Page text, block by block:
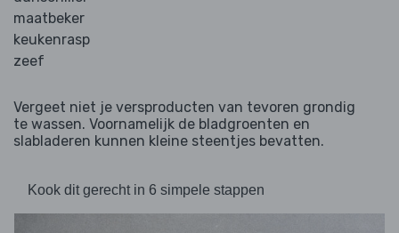
maatbeker
keukenrasp
zeef
Vergeet niet je versproducten van tevoren grondig
te wassen. Voornamelijk de bladgroenten en
slabladeren kunnen kleine steentjes bevatten.
Kook dit gerecht in 6 simpele stappen